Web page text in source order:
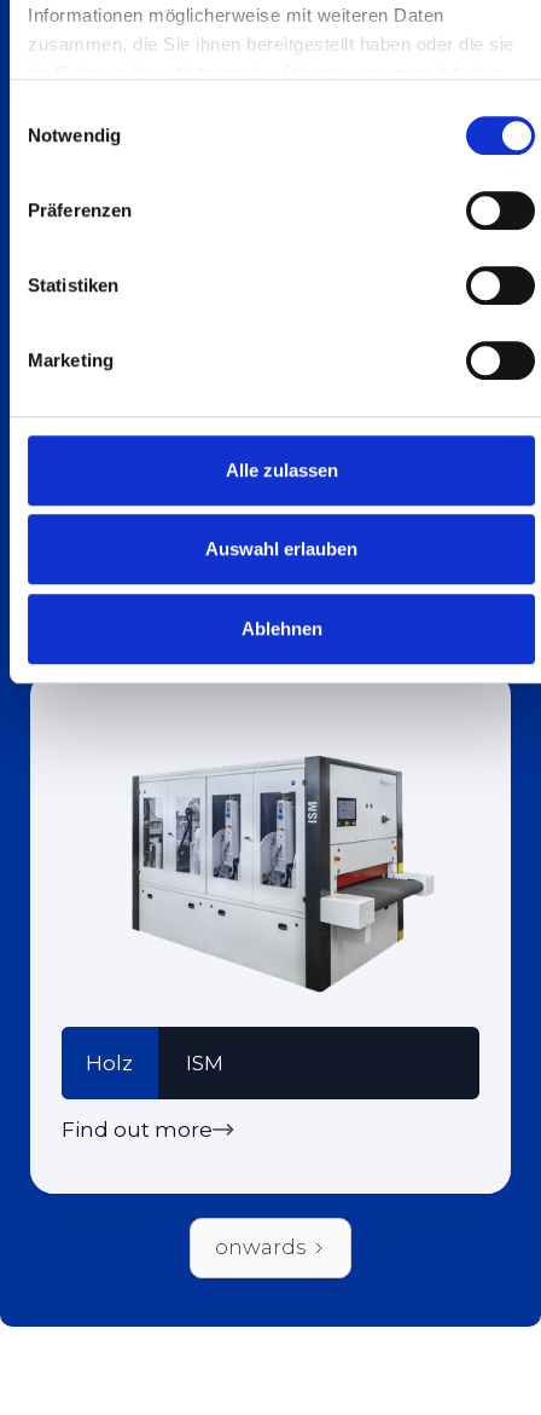
Informationen möglicherweise mit weiteren Daten
zusammen, die Sie ihnen bereitgestellt haben oder die sie
Notwendig
Präferenzen
Statistiken
Marketing
Alle zulassen
Auswahl erlauben
Ablehnen
Find out more
Holz ISM
Find out more
onwards